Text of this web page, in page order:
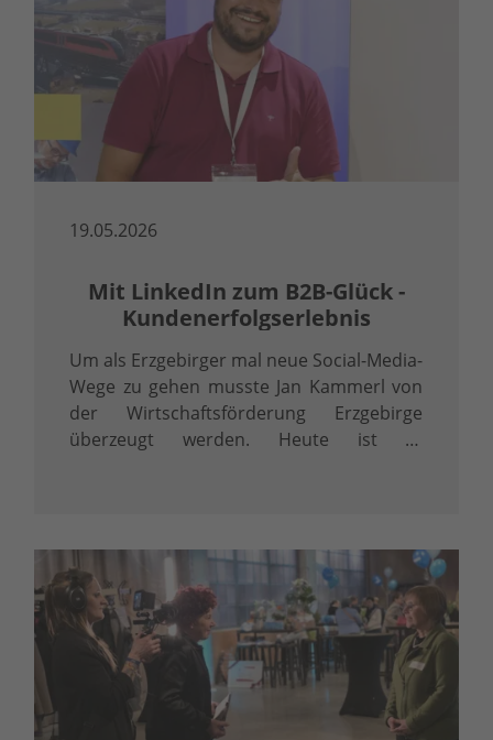
19.05.2026
Mit LinkedIn zum B2B-Glück -
Kundenerfolgserlebnis
Um als Erzgebirger mal neue Social-Media-
Wege zu gehen musste Jan Kammerl von
der Wirtschaftsförderung Erzgebirge
überzeugt werden. Heute ist er